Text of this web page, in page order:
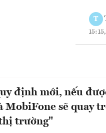
T
định mới, nếu
MobiFone sẽ quay
trường"